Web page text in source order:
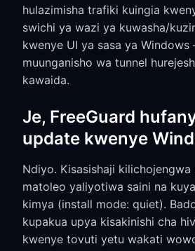
hulazimisha trafiki kuingia
swichi ya wazi ya kuwasha/
kwenye UI ya sasa ya
muunganisho wa tunnel
kawaida.
Je, FreeGuard
update kwenye
Ndiyo. Kisasishaji kilichojengwa
matoleo yaliyotiwa saini na
kimya (install mode: quiet).
kupakua upya kisakinishi cha
kwenye tovuti yetu wakati